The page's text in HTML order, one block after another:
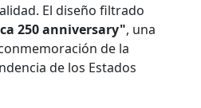
El diseño filtrado
250 anniversary", una
de la
de los Estados